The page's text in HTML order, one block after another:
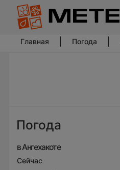
Главная Погода
Погода
в Ангехакоте
Сейчас